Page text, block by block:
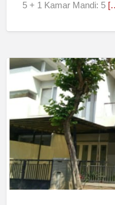
5 + 1 Kamar Mandi: 5
Pakuwon
Second
Lantai